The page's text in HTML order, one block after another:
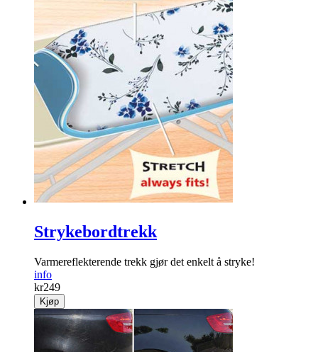
Strykebordtrekk
Varmereflekterende trekk gjør det enkelt å stryke!
info
kr249
Kjøp